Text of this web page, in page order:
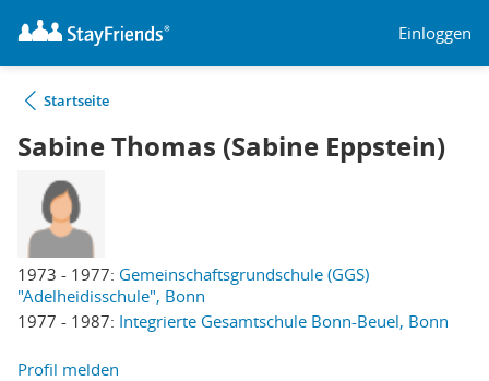
Einloggen
Startseite
Sabine Thomas (Sabine Eppstein)
1973 - 1977: Gemeinschaftsgrundschule (GGS)
"Adelheidisschule", Bonn
1977 - 1987: Integrierte Gesamtschule Bonn-Beuel, Bonn
Profil melden